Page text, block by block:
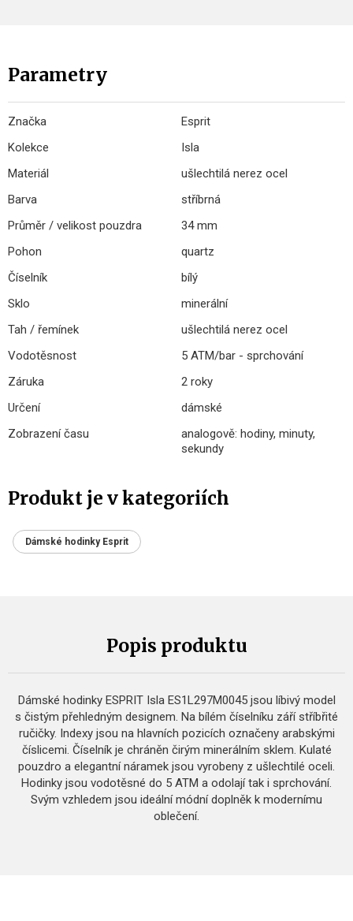
Parametry
Značka
Esprit
Kolekce
Isla
Materiál
ušlechtilá nerez ocel
Barva
stříbrná
Průměr / velikost pouzdra
34 mm
Pohon
quartz
Číselník
bílý
Sklo
minerální
Tah / řemínek
ušlechtilá nerez ocel
Vodotěsnost
5 ATM/bar - sprchování
Záruka
2 roky
Určení
dámské
Zobrazení času
analogově: hodiny, minuty,
sekundy
Produkt je v kategoriích
Dámské hodinky Esprit
Popis produktu
Dámské hodinky ESPRIT Isla ES1L297M0045 jsou líbivý model
s čistým přehledným designem. Na bílém číselníku září stříbřité
ručičky. Indexy jsou na hlavních pozicích označeny arabskými
číslicemi. Číselník je chráněn čirým minerálním sklem. Kulaté
pouzdro a elegantní náramek jsou vyrobeny z ušlechtilé oceli.
Hodinky jsou vodotěsné do 5 ATM a odolají tak i sprchování.
Svým vzhledem jsou ideální módní doplněk k modernímu
oblečení.